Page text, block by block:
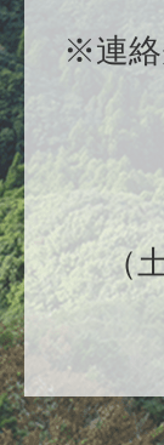
※連絡
（